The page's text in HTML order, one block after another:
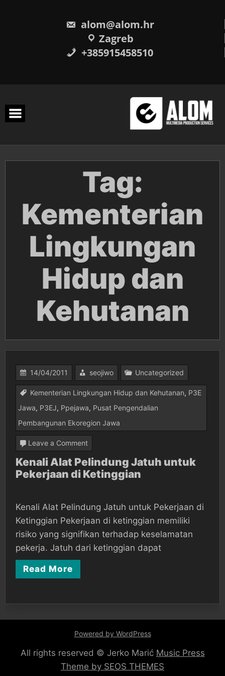
alom@alom.hr
Zagreb
+385915458510
Tag:
Kementerian
Lingkungan
Hidup dan
Kehutanan
14/04/2011 seojiwo Uncategorized
Kementerian Lingkungan Hidup dan Kehutanan, P3E
Jawa, P3EJ, Ppejawa, Pusat Pengendalian
Pembangunan Ekoregion Jawa
Leave a Commenton
Kenali
Alat
untuk
Pekerjaan
di
Kenali Alat Pelindung Jatuh untuk
Pekerjaan di Ketinggian
Kenali Alat Pelindung Jatuh untuk Pekerjaan di
Ketinggian Pekerjaan di ketinggian memiliki
risiko yang signifikan terhadap keselamatan
pekerja. Jatuh dari ketinggian dapat
Read More
Powered by WordPress
All rights reserved © Jerko Marić Music Press
Theme by SEOS THEMES